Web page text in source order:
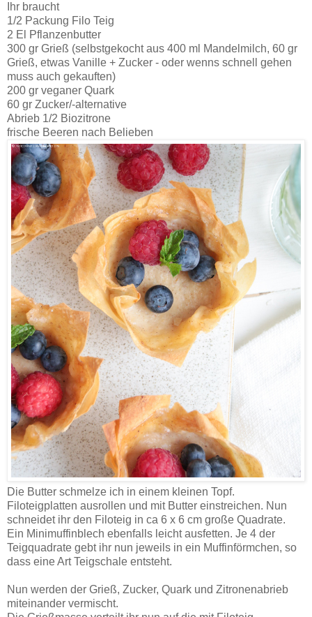
Ihr braucht
1/2 Packung Filo Teig
2 El Pflanzenbutter
300 gr Grieß (selbstgekocht aus 400 ml Mandelmilch, 60 gr
Grieß, etwas Vanille + Zucker - oder wenns schnell gehen
muss auch gekauften)
200 gr veganer Quark
60 gr Zucker/-alternative
Abrieb 1/2 Biozitrone
frische Beeren nach Belieben
Die Butter schmelze ich in einem kleinen Topf.
Filoteigplatten ausrollen und mit Butter einstreichen. Nun
schneidet ihr den Filoteig in ca 6 x 6 cm große Quadrate.
Ein Minimuffinblech ebenfalls leicht ausfetten. Je 4 der
Teigquadrate gebt ihr nun jeweils in ein Muffinförmchen, so
dass eine Art Teigschale entsteht.
Nun werden der Grieß, Zucker, Quark und Zitronenabrieb
miteinander vermischt.